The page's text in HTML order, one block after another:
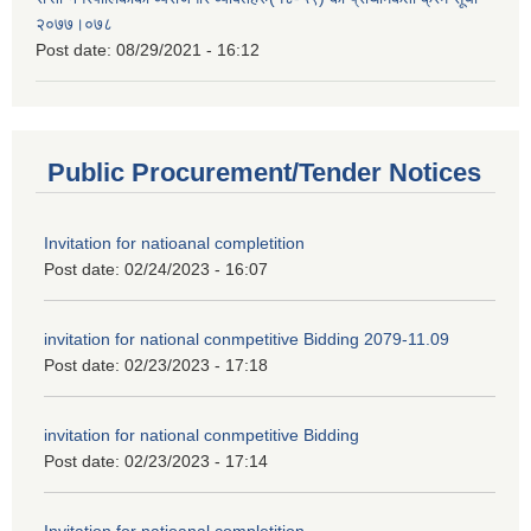
२०७७।०७८
Post date: 08/29/2021 - 16:12
Public Procurement/Tender Notices
Invitation for natioanal completition
Post date: 02/24/2023 - 16:07
invitation for national conmpetitive Bidding 2079-11.09
Post date: 02/23/2023 - 17:18
invitation for national conmpetitive Bidding
Post date: 02/23/2023 - 17:14